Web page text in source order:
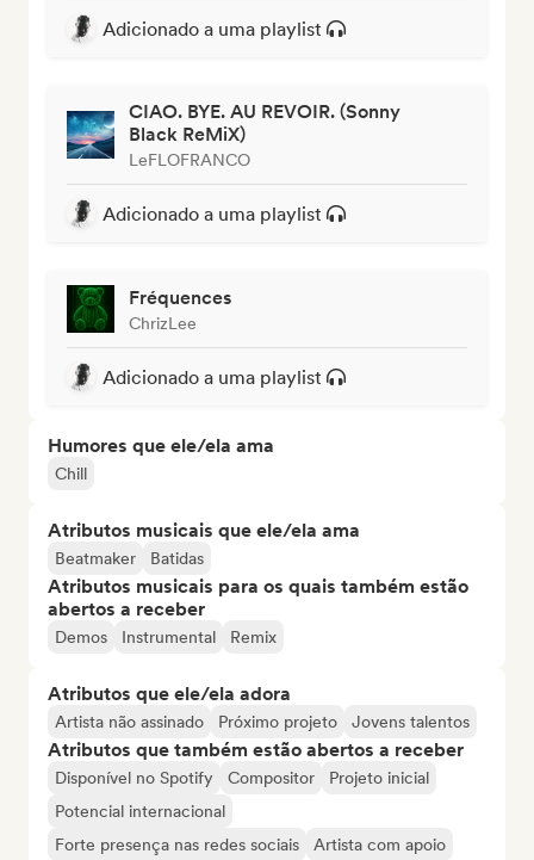
Adicionado a uma playlist
CIAO. BYE. AU REVOIR. (Sonny
Black ReMiX)
LeFLOFRANCO
Adicionado a uma playlist
Fréquences
ChrizLee
Adicionado a uma playlist
Humores que ele/ela ama
Chill
Atributos musicais que ele/ela ama
Beatmaker Batidas
Atributos musicais para os quais também estão
abertos a receber
Demos Instrumental Remix
Atributos que ele/ela adora
Artista não assinado Próximo projeto Jovens talentos
Atributos que também estão abertos a receber
Disponível no Spotify Compositor
Projeto inicial
Potencial internacional
Forte presença nas redes sociais
Artista com apoio